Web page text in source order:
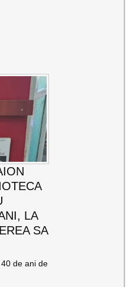
LA
SA
de ani de